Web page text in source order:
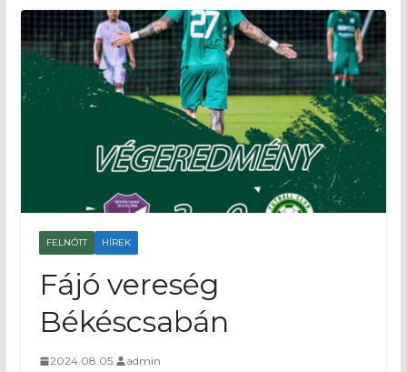
FELNŐTT HÍREK
Fájó vereség
Békéscsabán
2024.08.05. admin